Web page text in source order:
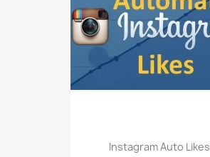
Instagram Auto Likes